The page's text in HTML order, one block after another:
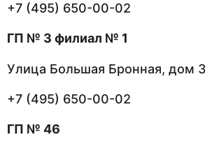
+7 (495) 650-00-02
ГП № 3 филиал № 1
Улица Большая Бронная, дом 3
+7 (495) 650-00-02
ГП № 46